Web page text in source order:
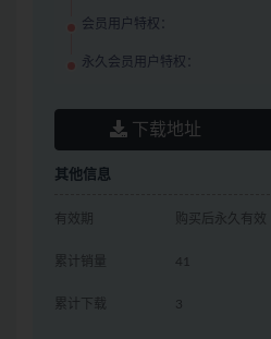
会员用户特权：
永久会员用户特权：
下载地址
其他信息
有效期 购买后永久有效
累计销量 41
累计下载 3